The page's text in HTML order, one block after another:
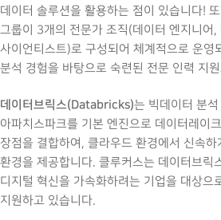
데이터 솔루션을 활용하는 점이 있습니다!
그룹이 3개의 전문가 조직(데이터 엔지니어,
사이언티스트)로 구성되어 체계적으로 운영
분석 경험을 바탕으로 숙련된 전문 인력 지
데이터브릭스(Databricks)는 빅데이터 분석
아파치스파크를 기본 엔진으로 데이터레이
장점을 결합하여, 클라우드 환경에서 신속
환경을 제공합니다. 클루커스는 데이터브릭
디지털 혁신을 가속화하려는 기업을 대상으
지원하고 있습니다.